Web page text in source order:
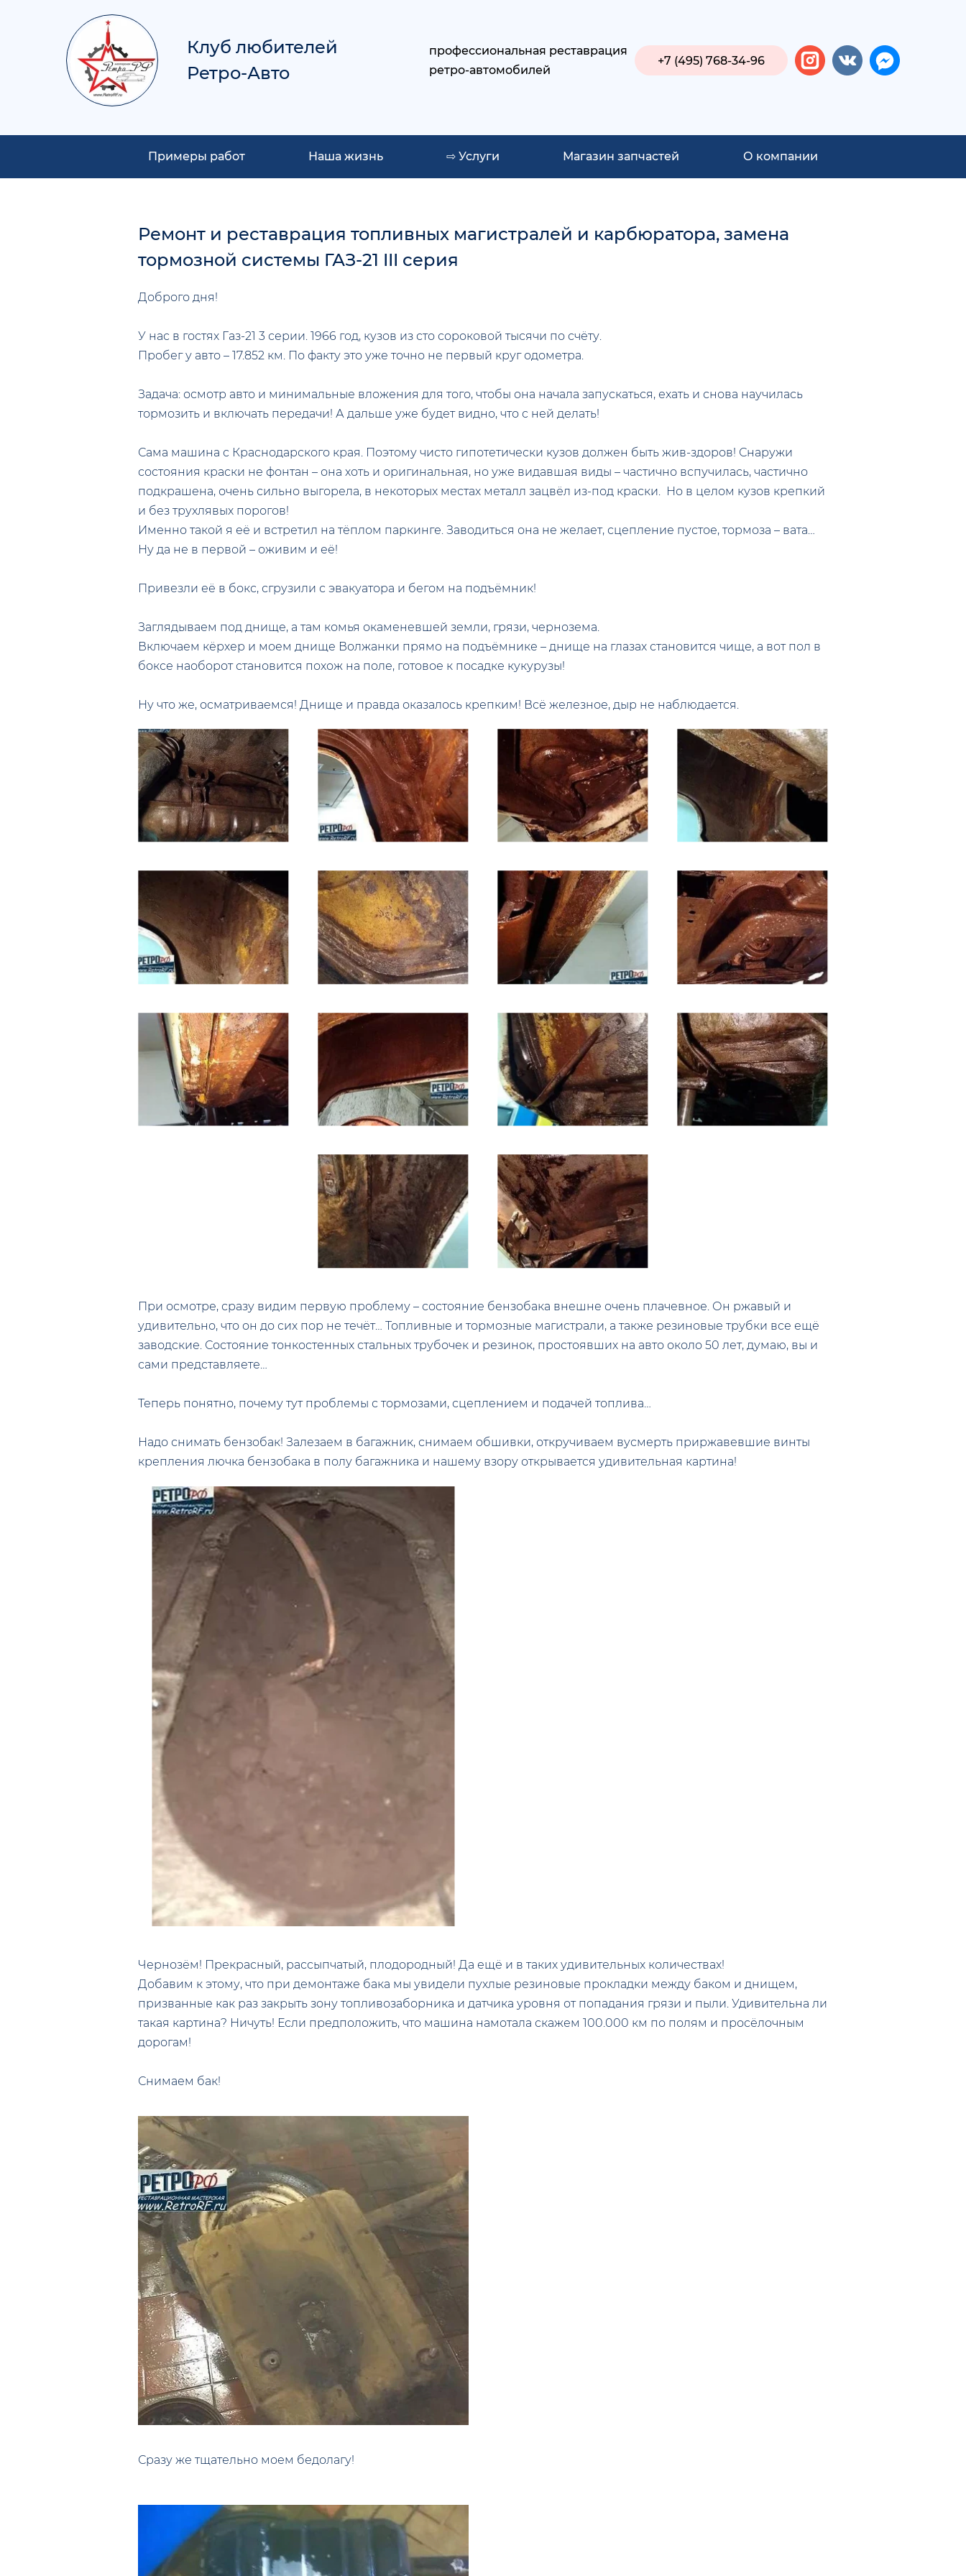
Клуб любителей
Ретро-Авто
+7 (495) 768-34-96
профессиональная реставрация
ретро-автомобилей
Примеры работ Наша жизнь ⇨ Услуги Магазин запчастей О компании
Ремонт и реставрация топливных магистралей и карбюратора, замена
тормозной системы ГАЗ-21 III серия
Доброго дня!
У нас в гостях Газ-21 3 серии. 1966 год, кузов из сто сороковой тысячи по счёту.
Пробег у авто – 17.852 км. По факту это уже точно не первый круг одометра.
Задача: осмотр авто и минимальные вложения для того, чтобы она начала запускаться, ехать и снова научилась
тормозить и включать передачи! А дальше уже будет видно, что с ней делать!
Сама машина с Краснодарского края. Поэтому чисто гипотетически кузов должен быть жив-здоров! Снаружи
состояния краски не фонтан – она хоть и оригинальная, но уже видавшая виды – частично вспучилась, частично
подкрашена, очень сильно выгорела, в некоторых местах металл зацвёл из-под краски. Но в целом кузов крепкий
и без трухлявых порогов!
Именно такой я её и встретил на тёплом паркинге. Заводиться она не желает, сцепление пустое, тормоза – вата…
Ну да не в первой – оживим и её!
Привезли её в бокс, сгрузили с эвакуатора и бегом на подъёмник!
Заглядываем под днище, а там комья окаменевшей земли, грязи, чернозема.
Включаем кёрхер и моем днище Волжанки прямо на подъёмнике – днище на глазах становится чище, а вот пол в
боксе наоборот становится похож на поле, готовое к посадке кукурузы!
Ну что же, осматриваемся! Днище и правда оказалось крепким! Всё железное, дыр не наблюдается.
При осмотре, сразу видим первую проблему – состояние бензобака внешне очень плачевное. Он ржавый и
удивительно, что он до сих пор не течёт… Топливные и тормозные магистрали, а также резиновые трубки все ещё
заводские. Состояние тонкостенных стальных трубочек и резинок, простоявших на авто около 50 лет, думаю, вы и
сами представляете…
Теперь понятно, почему тут проблемы с тормозами, сцеплением и подачей топлива…
Надо снимать бензобак! Залезаем в багажник, снимаем обшивки, откручиваем вусмерть приржавевшие винты
крепления лючка бензобака в полу багажника и нашему взору открывается удивительная картина!
Чернозём! Прекрасный, рассыпчатый, плодородный! Да ещё и в таких удивительных количествах!
Добавим к этому, что при демонтаже бака мы увидели пухлые резиновые прокладки между баком и днищем,
призванные как раз закрыть зону топливозаборника и датчика уровня от попадания грязи и пыли. Удивительна ли
такая картина? Ничуть! Если предположить, что машина намотала скажем 100.000 км по полям и просёлочным
дорогам!
Снимаем бак!
Сразу же тщательно моем бедолагу!